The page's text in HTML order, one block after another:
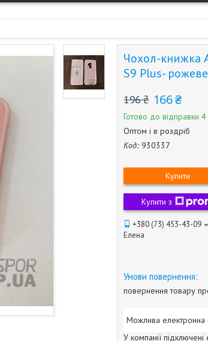
Чохол-книжка
S9 Plus-
196 ₴ 166 ₴
Готово до відправки
Оптом і в роздріб
Код: 930337
Купити
Купити з
+380 (73) 453-43-09
Елена
повернення товару
У компанії